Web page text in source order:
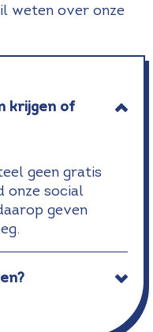
weten over onze
krijgen of
geen gratis
onze social
geven